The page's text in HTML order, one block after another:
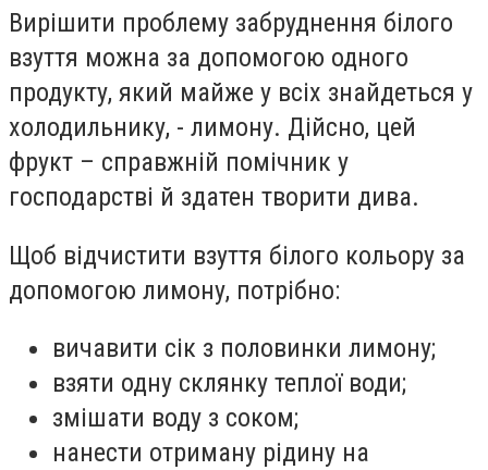
Вирішити проблему забруднення білого
взуття можна за допомогою одного
продукту, який майже у всіх знайдеться у
холодильнику, - лимону. Дійсно, цей
фрукт – справжній помічник у
господарстві й здатен творити дива.
Щоб відчистити взуття білого кольору за
допомогою лимону, потрібно:
вичавити сік з половинки лимону;
взяти одну склянку теплої води;
змішати воду з соком;
нанести отриману рідину на